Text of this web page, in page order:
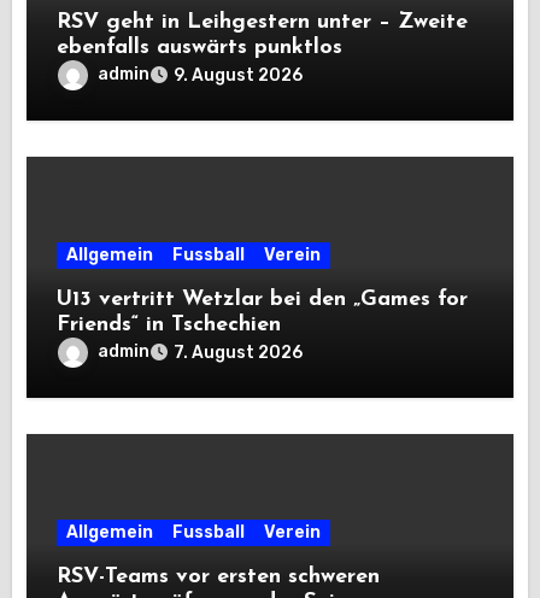
RSV geht in Leihgestern unter – Zweite
ebenfalls auswärts punktlos
admin 9. August 2026
Allgemein Fussball Verein
U13 vertritt Wetzlar bei den „Games for
Friends“ in Tschechien
admin 7. August 2026
Allgemein Fussball Verein
RSV-Teams vor ersten schweren